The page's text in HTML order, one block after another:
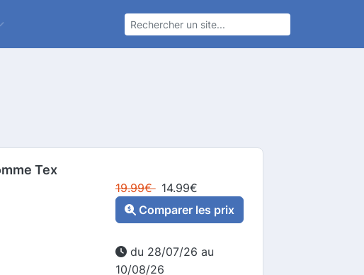
Tex
19.99€ 14.99€
Comparer les prix
du 28/07/26 au
10/08/26